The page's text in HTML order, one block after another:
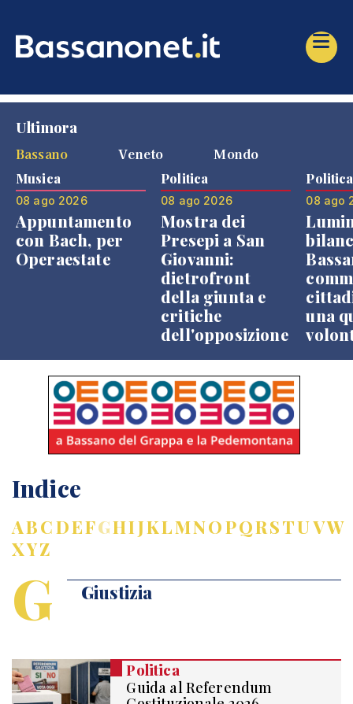
Ultimora
Bassano
Veneto Mondo
Musica
08 ago 2026
Appuntamento
con Bach, per
Operaestate
Politica
08 ago 2026
Mostra dei
Presepi a San
Giovanni:
dietrofront
della giunta e
critiche
dell'opposizione
Politica
08 ago
una
Indice
ABCDEFGHIJKLMNOPQRSTUVW
XYZ
G Giustizia
Politica
Guida al Referendum